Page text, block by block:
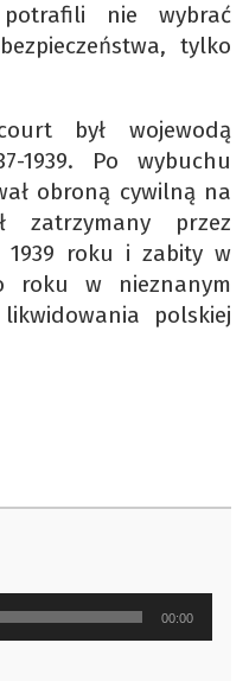
nie wybrać
tylko
był wojewodą
1939. Po wybuchu
obroną cywilną na
zatrzymany przez
1939 roku i zabity w
roku w nieznanym
polskiej
00:00